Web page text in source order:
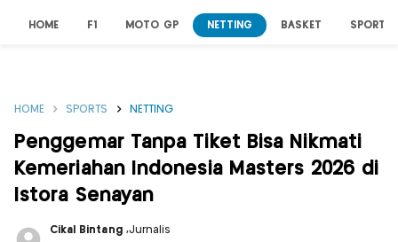
HOME F1 MOTO GP NETTING BASKET SPORT
HOME SPORTS NETTING
Penggemar Tanpa Tiket Bisa Nikmati
Kemeriahan Indonesia Masters 2026 di
Istora Senayan
Cikal Bintang ,Jurnalis